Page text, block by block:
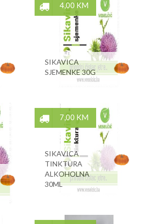
4,00 KM
SIKAVICA
SJEMENKE 30G
7,00 KM
SIKAVICA
TINKTURA
ALKOHOLNA
30ML